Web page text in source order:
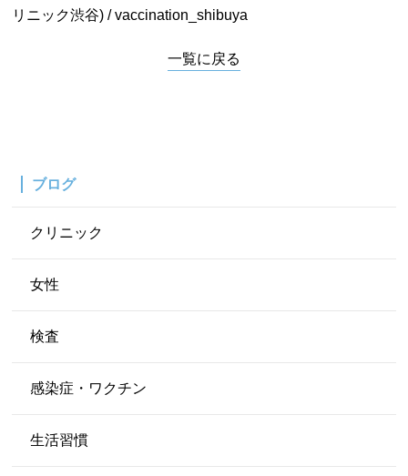
リニック渋谷) / vaccination_shibuya
一覧に戻る
ブログ
クリニック
女性
検査
感染症・ワクチン
生活習慣